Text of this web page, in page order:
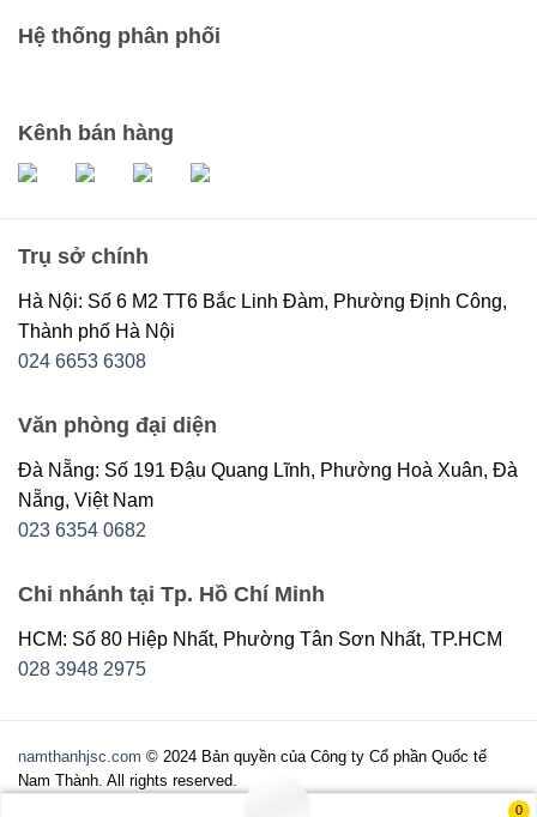
Hệ thống phân phối
Kênh bán hàng
Trụ sở chính
Hà Nội: Số 6 M2 TT6 Bắc Linh Đàm, Phường Định Công,
Thành phố Hà Nội
024 6653 6308
Văn phòng đại diện
Đà Nẵng: Số 191 Đậu Quang Lĩnh, Phường Hoà Xuân, Đà
Nẵng, Việt Nam
023 6354 0682
Chi nhánh tại Tp. Hồ Chí Minh
HCM: Số 80 Hiệp Nhất, Phường Tân Sơn Nhất, TP.HCM
028 3948 2975
namthanhjsc.com © 2024 Bản quyền của Công ty Cổ phần Quốc tế
Nam Thành. All rights reserved.